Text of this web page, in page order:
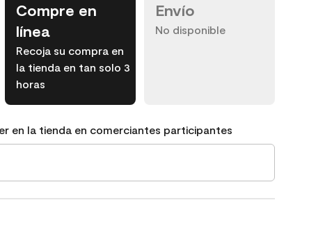
Compre en
línea
Recoja su compra en
la tienda en tan solo 3
horas
Envío
No disponible
en la tienda en comerciantes participantes